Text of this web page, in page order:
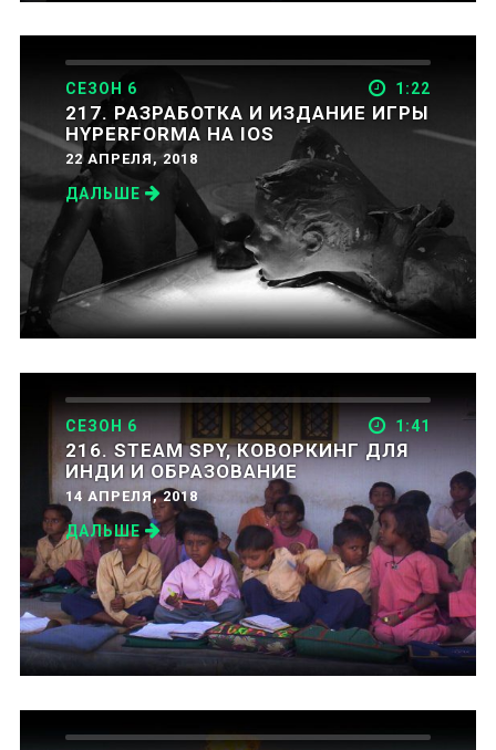
СЕЗОН 6 1:22
217. РАЗРАБОТКА И ИЗДАНИЕ ИГРЫ
HYPERFORMA НА IOS
22 АПРЕЛЯ, 2018
ДАЛЬШЕ
СЕЗОН 6 1:41
216. STEAM SPY, КОВОРКИНГ ДЛЯ
ИНДИ И ОБРАЗОВАНИЕ
14 АПРЕЛЯ, 2018
ДАЛЬШЕ